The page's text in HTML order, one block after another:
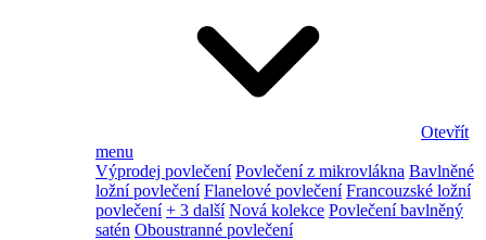
Otevřít
menu
Výprodej povlečení Povlečení z mikrovlákna Bavlněné
ložní povlečení Flanelové povlečení Francouzské ložní
povlečení + 3 další Nová kolekce Povlečení bavlněný
satén Oboustranné povlečení